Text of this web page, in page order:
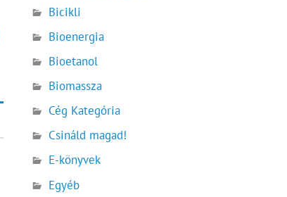
Bicikli
Bioenergia
Bioetanol
Biomassza
Cég Kategória
Csináld magad!
E-könyvek
Egyéb